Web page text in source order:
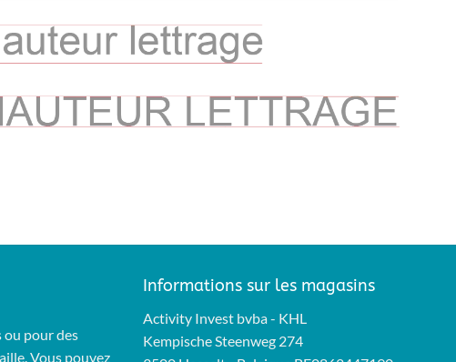
ou pour des
Vous pouvez
Informations sur les magasins
Activity Invest bvba - KHL
Kempische Steenweg 274